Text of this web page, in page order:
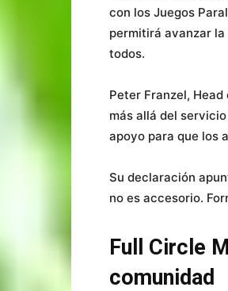
con los Juegos
permitirá avanzar
todos.
Peter Franzel,
más allá del
apoyo para que los
Su declaración
no es accesorio.
Full Circle
comunidad